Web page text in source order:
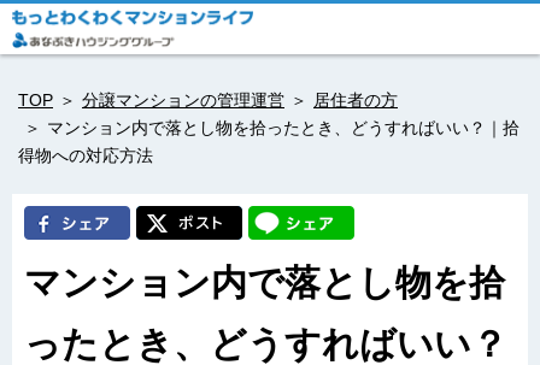
TOP 分譲マンションの管理運営
居住者の方
マンション内で落とし物を拾ったとき、どうすればいい？｜拾
得物への対応方法
マンション内で落とし物を拾
ったとき、どうすればいい？